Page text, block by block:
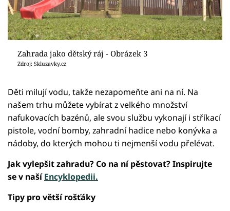
Zahrada jako dětský ráj - Obrázek 3
Zdroj: Skluzavky.cz
Děti milují vodu, takže nezapomeňte ani na ní. Na
našem trhu můžete vybírat z velkého množství
nafukovacích bazénů, ale svou službu vykonají i stříkací
pistole, vodní bomby, zahradní hadice nebo konývka a
nádoby, do kterých mohou ti nejmenší vodu přelévat.
Jak vylepšit zahradu? Co na ní pěstovat? Inspirujte
se v našíEncyklopedii.
Tipy pro větší rošťáky